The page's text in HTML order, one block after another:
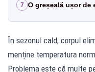
7 O greșeală ușor de
În sezonul cald, corpul
menține temperatura
Problema este că multe